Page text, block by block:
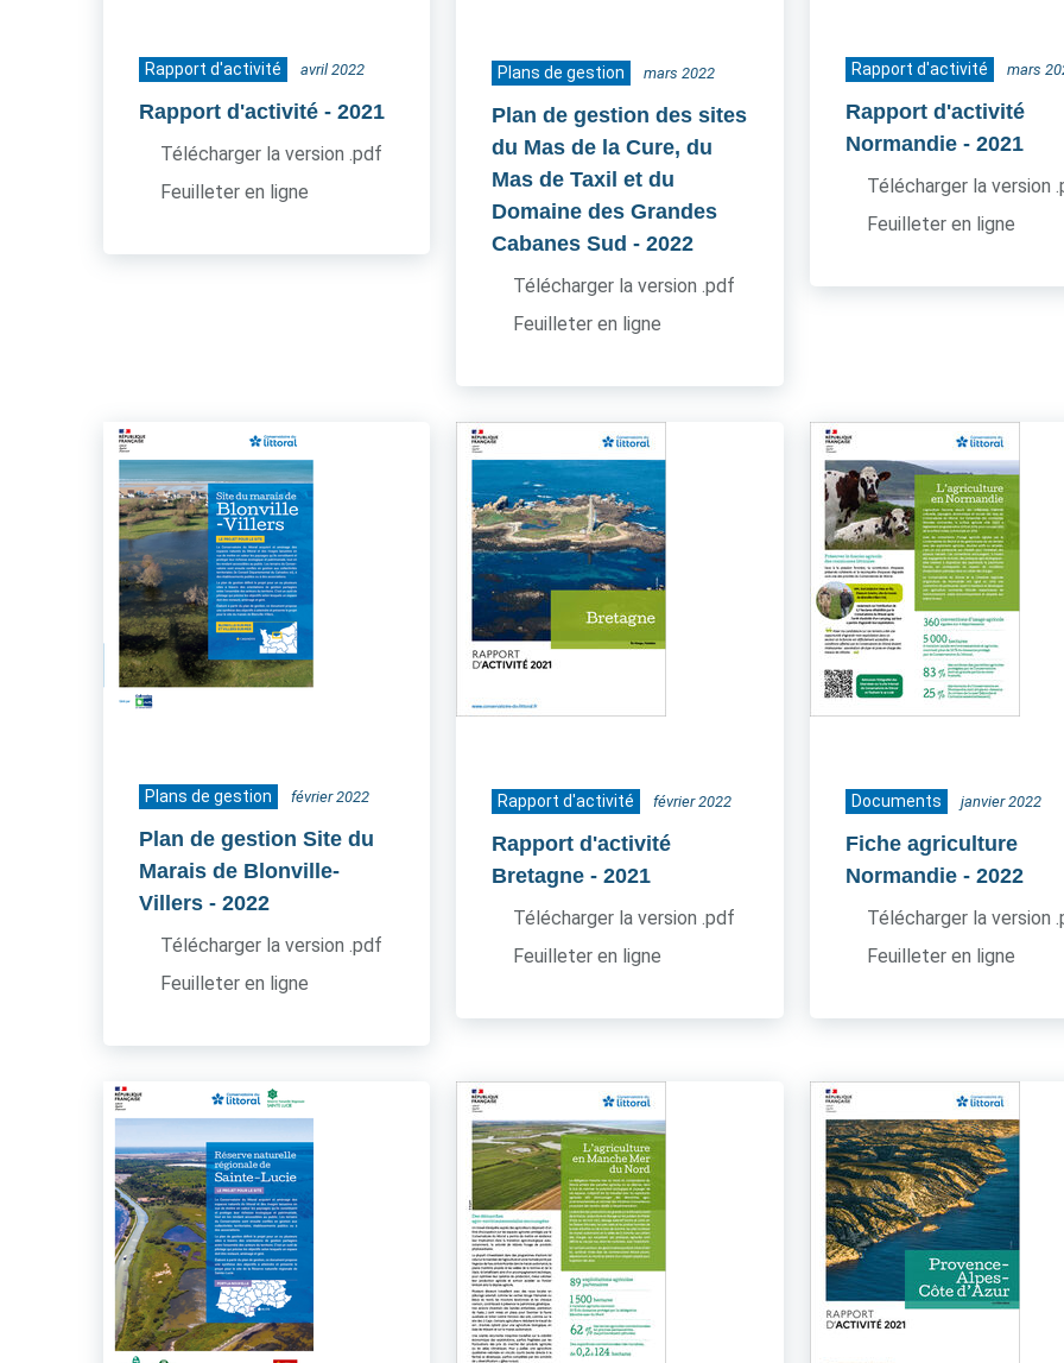
Rapport d'activité avril 2022
Rapport d'activité - 2021
Télécharger la version .pdf
Feuilleter en ligne
Plans de gestion mars 2022
Plan de gestion des sites
du Mas de la Cure, du
Mas de Taxil et du
Domaine des Grandes
Cabanes Sud - 2022
Télécharger la version .pdf
Feuilleter en ligne
Rapport d'activité mars
Rapport d'activité
Normandie - 2021
Télécharger la version
Feuilleter en ligne
Plans de gestion février 2022
Plan de gestion Site du
Marais de Blonville-
Villers - 2022
Télécharger la version .pdf
Feuilleter en ligne
Rapport d'activité février 2022
Rapport d'activité
Bretagne - 2021
Télécharger la version .pdf
Feuilleter en ligne
Documents janvier 2022
Fiche agriculture
Normandie - 2022
Télécharger la version
Feuilleter en ligne